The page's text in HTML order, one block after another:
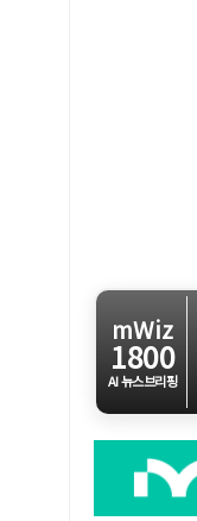
mWiz
1800
AI 뉴스브리핑